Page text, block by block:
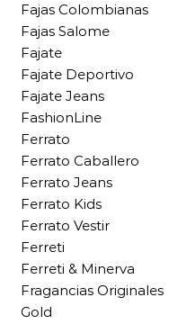
Fajas Colombianas
Fajas Salome
Fajate
Fajate Deportivo
Fajate Jeans
FashionLine
Ferrato
Ferrato Caballero
Ferrato Jeans
Ferrato Kids
Ferrato Vestir
Ferreti
Ferreti & Minerva
Fragancias Originales
Gold